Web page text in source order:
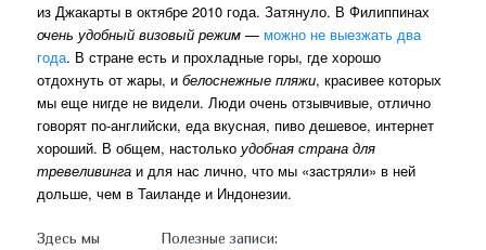
из Джакарты в октябре 2010 года. Затянуло. В Филиппинах
очень удобный визовый режим — можно не выезжать два
года. В стране есть и прохладные горы, где хорошо
отдохнуть от жары, ибелоснежные пляжи, красивее которых
мы еще нигде не видели. Люди очень отзывчивые, отлично
говорят по-английски, еда вкусная, пиво дешевое, интернет
хороший. В общем, настолькоудобная страна для
тревеливинга и для нас лично, что мы «застряли» в ней
дольше, чем в Таиланде и Индонезии.
Здесь мы
Полезные записи: